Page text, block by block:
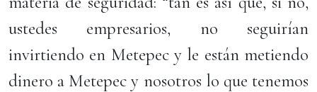
ustedes empresarios, no seguirían
invirtiendo en Metepec y le están metiendo
dinero a Metepec y nosotros lo que tenemos